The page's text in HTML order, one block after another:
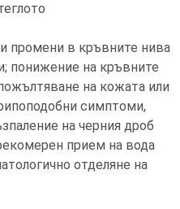
промени в кръвните нива
понижение на кръвните
на кожата или
симптоми,
на черния дроб
прием на вода
отделяне на